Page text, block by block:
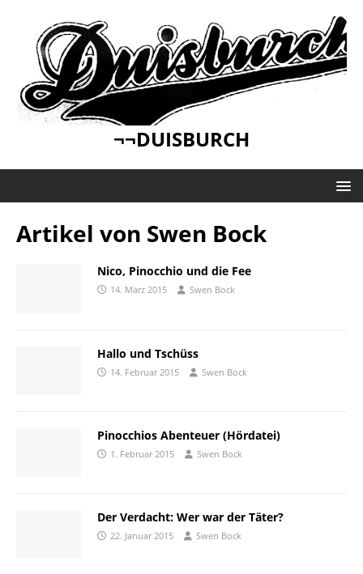
¬¬DUISBURCH
Artikel von Swen Bock
Nico, Pinocchio und die Fee
14. März 2015 Swen Bock
Hallo und Tschüss
14. Februar 2015 Swen Bock
Pinocchios Abenteuer (Hördatei)
1. Februar 2015 Swen Bock
Der Verdacht: Wer war der Täter?
22. Januar 2015 Swen Bock